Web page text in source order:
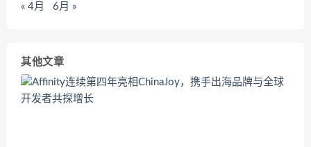
« 4月 6月 »
其他文章